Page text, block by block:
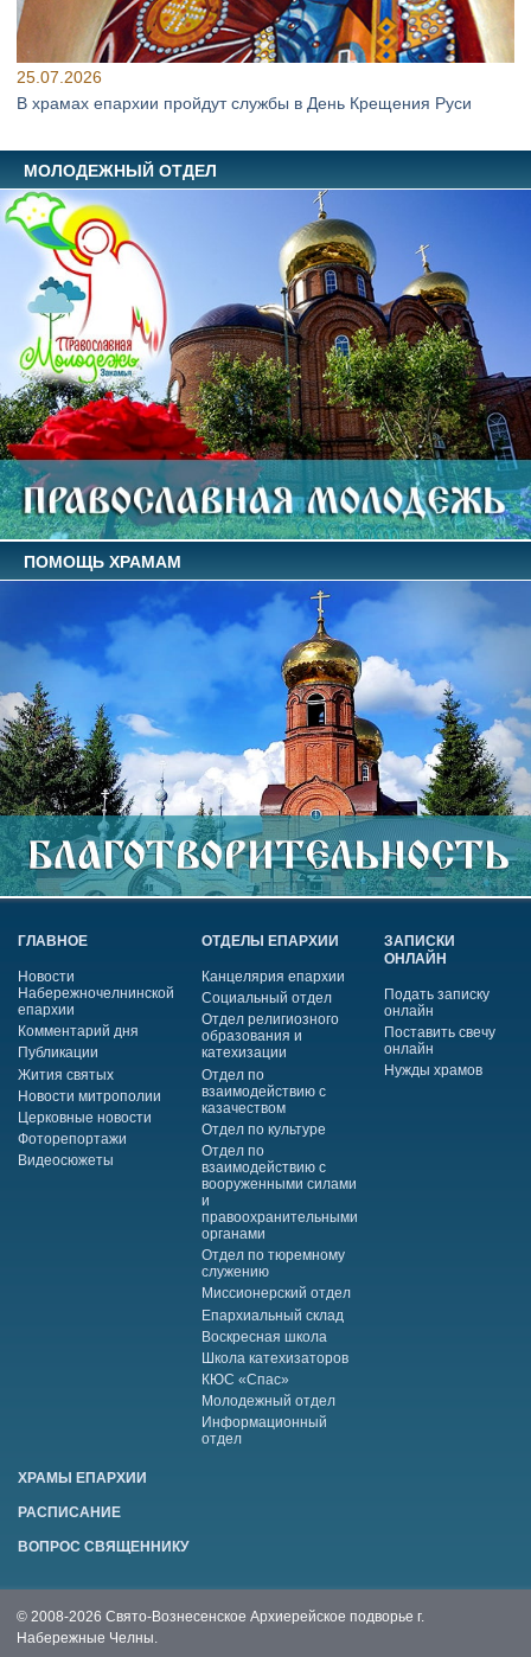
25.07.2026
В храмах епархии пройдут службы в День Крещения Руси
МОЛОДЕЖНЫЙ ОТДЕЛ
ПОМОЩЬ ХРАМАМ
ГЛАВНОЕ
Новости
Набережночелнинской
епархии
Комментарий дня
Публикации
Жития святых
Новости митрополии
Церковные новости
Фоторепортажи
Видеосюжеты
ОТДЕЛЫ ЕПАРХИИ
Канцелярия епархии
Социальный отдел
Отдел религиозного
образования и
катехизации
Отдел по
взаимодействию с
казачеством
Отдел по культуре
Отдел по
взаимодействию с
вооруженными силами
и
правоохранительными
органами
Отдел по тюремному
служению
Миссионерский отдел
Епархиальный склад
Воскресная школа
Школа катехизаторов
КЮС «Спас»
Молодежный отдел
Информационный
отдел
ЗАПИСКИ
ОНЛАЙН
Подать записку
онлайн
Поставить свечу
онлайн
Нужды храмов
ХРАМЫ ЕПАРХИИ
РАСПИСАНИЕ
ВОПРОС СВЯЩЕННИКУ
© 2008-2026 Свято-Вознесенское Архиерейское подворье г.
Набережные Челны.